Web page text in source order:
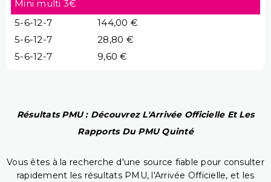
Mini multi 3€
5-6-12-7
144,00 €
5-6-12-7
28,80 €
5-6-12-7
9,60 €
Résultats PMU : Découvrez L'Arrivée Officielle Et Les
Rapports Du PMU Quinté
Vous êtes à la recherche d'une source fiable pour consulter
rapidement les résultats PMU, l'Arrivée Officielle, et les